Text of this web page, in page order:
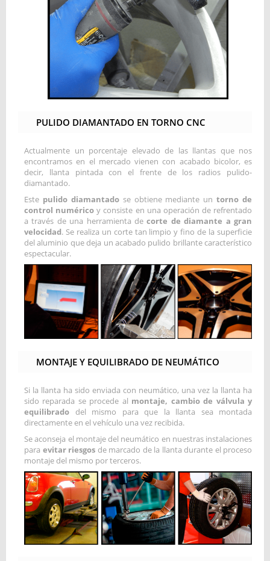
PULIDO DIAMANTADO EN TORNO CNC
Actualmente un porcentaje elevado de las llantas que nos
encontramos en el mercado vienen con acabado bicolor, es
decir, llanta pintada con el frente de los radios pulido-
diamantado.
Este pulido diamantadose obtiene mediante untorno de
control numérico y consiste en una operación de refrentado
a través de una herramienta decorte de diamante a gran
velocidad. Se realiza un corte tan limpio y fino de la superficie
del aluminio que deja un acabado pulido brillante característico
espectacular.
MONTAJE Y EQUILIBRADO DE NEUMÁTICO
Si la llanta ha sido enviada con neumático, una vez la llanta ha
sido reparada se procede al montaje, cambio de válvula y
equilibrado del mismo para que la llanta sea montada
directamente en el vehículo una vez recibida.
Se aconseja el montaje del neumático en nuestras instalaciones
para evitar riesgos de marcado de la llanta durante el proceso
montaje del mismo por terceros.